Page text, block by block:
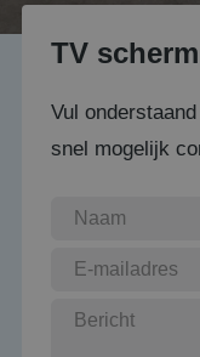
TV
Vul
snel mogelijk